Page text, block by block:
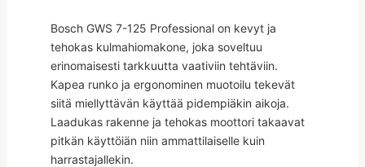
Bosch GWS 7-125 Professional on kevyt ja
tehokas kulmahiomakone, joka soveltuu
erinomaisesti tarkkuutta vaativiin tehtäviin.
Kapea runko ja ergonominen muotoilu tekevät
siitä miellyttävän käyttää pidempiäkin aikoja.
Laadukas rakenne ja tehokas moottori takaavat
pitkän käyttöiän niin ammattilaiselle kuin
harrastajallekin.